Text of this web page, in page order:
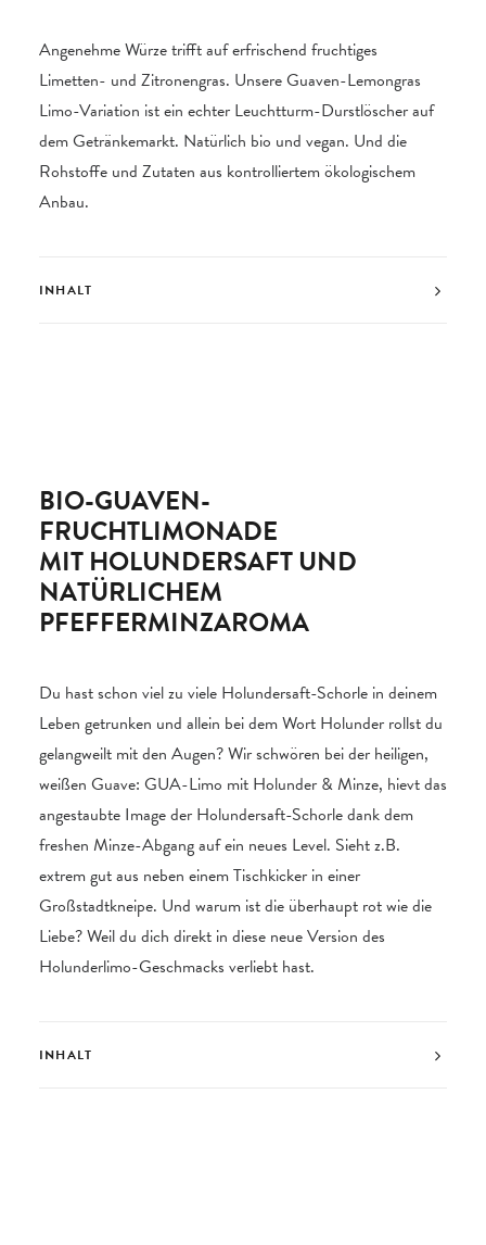
Angenehme Würze trifft auf erfrischend fruchtiges
Limetten- und Zitronengras. Unsere Guaven-Lemongras
Limo-Variation ist ein echter Leuchtturm-Durstlöscher auf
dem Getränkemarkt. Natürlich bio und vegan. Und die
Rohstoffe und Zutaten aus kontrolliertem ökologischem
Anbau.
INHALT
BIO-GUAVEN-
FRUCHTLIMONADE
MIT HOLUNDERSAFT UND
NATÜRLICHEM
PFEFFERMINZAROMA
Du hast schon viel zu viele Holundersaft-Schorle in deinem
Leben getrunken und allein bei dem Wort Holunder rollst du
gelangweilt mit den Augen? Wir schwören bei der heiligen,
weißen Guave: GUA-Limo mit Holunder & Minze, hievt das
angestaubte Image der Holundersaft-Schorle dank dem
freshen Minze-Abgang auf ein neues Level. Sieht z.B.
extrem gut aus neben einem Tischkicker in einer
Großstadtkneipe. Und warum ist die überhaupt rot wie die
Liebe? Weil du dich direkt in diese neue Version des
Holunderlimo-Geschmacks verliebt hast.
INHALT